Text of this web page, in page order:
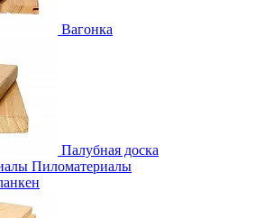
Вагонка
Палубная доска
Пиломатериалы